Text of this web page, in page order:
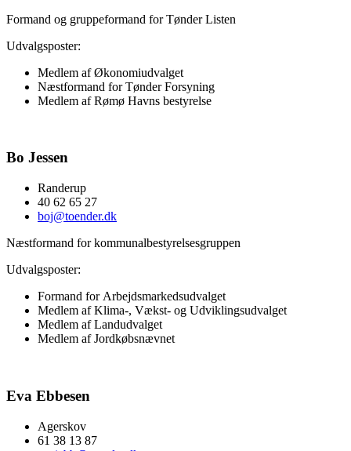
Formand og gruppeformand for Tønder Listen
Udvalgsposter:
Medlem af Økonomiudvalget
Næstformand forTønder Forsyning
Medlem af Rømø Havns bestyrelse
Bo Jessen
Randerup
40 62 65 27
boj@toender.dk
Næstformand for kommunalbestyrelsesgruppen
Udvalgsposter:
Formand for Arbejdsmarkedsudvalget
Medlem af Klima-, Vækst- og Udviklingsudvalget
Medlem afLandudvalget
Medlem af Jordkøbsnævnet
Eva Ebbesen
Agerskov
61 38 13 87